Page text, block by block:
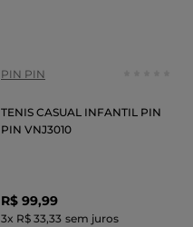
PIN PIN
TENIS CASUAL INFANTIL PIN
PIN VNJ3010
R$ 99,99
3x R$ 33,33 sem juros